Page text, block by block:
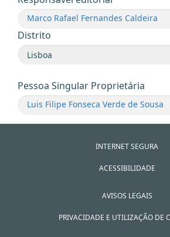
Marco Rafael Fernandes Caldeira
Distrito
Pessoa Singular Proprietária
Luis Filipe Fonseca Verde de Sousa
INTERNET SEGURA
ACESSIBILIDADE
AVISOS LEGAIS
PRIVACIDADE E UTILIZAÇÃO DE